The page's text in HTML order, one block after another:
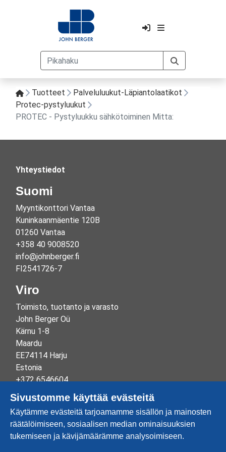
Tuotteet
Palveluluukut-Läpiantolaatikot
Protec-pystyluukut
PROTEC - Pystyluukku sähkötoiminen Mitta:
Yhteystiedot
Suomi
Myyntikonttori Vantaa
Kuninkaanmäentie 120B
01260 Vantaa
+358 40 9008520
info@johnberger.fi
FI2541726-7
Viro
Toimisto, tuotanto ja varasto
John Berger Oü
Kärnu 1-8
Maardu
EE74114 Harju
Estonia
+372 6546604
info@johnberger.ee
Reg.nr 10265834
EE100332513
Sivustomme käyttää evästeitä
Käytämme evästeitä tarjoamamme sisällön ja mainosten
räätälöimiseen, sosiaalisen median ominaisuuksien
tukemiseen ja kävijämäärämme analysoimiseen.